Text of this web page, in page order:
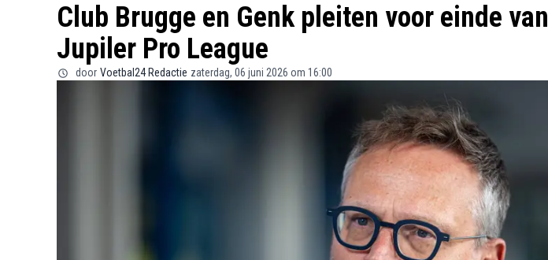
Club Brugge en Genk pleiten voor einde van
Jupiler Pro League
door Voetbal24 Redactie zaterdag, 06 juni 2026 om 16:00